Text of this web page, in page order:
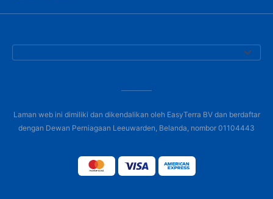
Laman web ini dimiliki dan dikendalikan oleh EasyTerra BV dan berdaftar
dengan Dewan Perniagaan Leeuwarden, Belanda, nombor 01104443